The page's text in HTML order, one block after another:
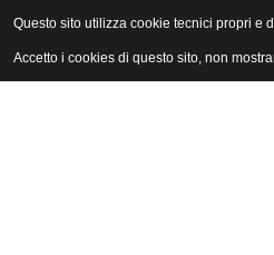
ANICA | Associazione Nazionale
Questo sito utilizza cookie tecnici propri e
Accetto i cookies di questo sito, non
Questo sito utilizza cookie tecnici propri e
Accetto i cookies di questo sito, non